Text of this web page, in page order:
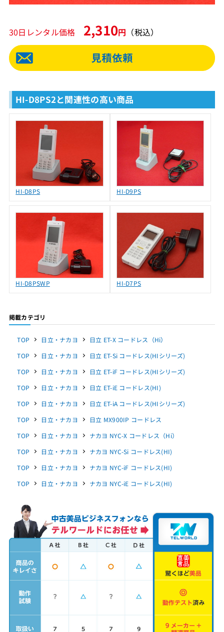
30日レンタル価格 2,310円 （税込）
HI-D8PS2と関連性の高い商品
HI-D8PS HI-D9PS
HI-D8PSWP HI-D7PS
掲載カテゴリ
TOP 日立・ナカヨ
日立 ET-X コードレス（Hi）
TOP
日立・ナカヨ
日立 ET-Si コードレス(HIシリーズ)
TOP
日立・ナカヨ
日立 ET-iF コードレス(HIシリーズ)
TOP
日立・ナカヨ
日立 ET-iE コードレス(HI)
TOP
日立・ナカヨ
日立 ET-iA コードレス(HIシリーズ)
TOP
日立・ナカヨ
日立 MX900IP コードレス
TOP
日立・ナカヨ
ナカヨ NYC-X コードレス（Hi）
TOP
日立・ナカヨ
ナカヨ NYC-Si コードレス(HI)
TOP
日立・ナカヨ
ナカヨ NYC-iF コードレス(HI)
TOP
日立・ナカヨ ナカヨ NYC-iE コードレス(HI)